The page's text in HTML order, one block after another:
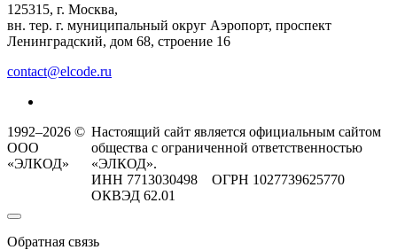
125315, г. Москва,
вн. тер. г. муниципальный округ Аэропорт, проспект
Ленинградский, дом 68, строение 16
contact@elcode.ru
1992–2026 ©
ООО
«ЭЛКОД»
Настоящий сайт является официальным сайтом
общества с ограниченной ответственностью
«ЭЛКОД».
ИНН 7713030498 ОГРН 1027739625770
ОКВЭД 62.01
Обратная связь